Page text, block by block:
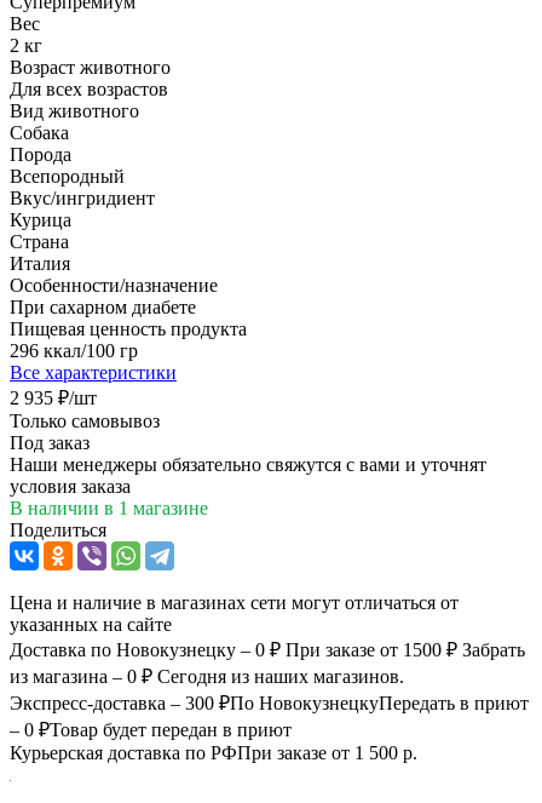
Вес
2 кг
Возраст животного
Для всех возрастов
Вид животного
Собака
Порода
Всепородный
Вкус/ингридиент
Курица
Страна
Италия
Особенности/назначение
При сахарном диабете
Пищевая ценность продукта
296 ккал/100 гр
Все характеристики
2 935 ₽/шт
Только самовывоз
Под заказ
Наши менеджеры обязательно свяжутся с вами и уточнят
условия заказа
В наличии в 1 магазине
Поделиться
Цена и наличие в магазинах сети могут отличаться от
указанных на сайте
Доставка по Новокузнецку – 0 ₽ При заказе от 1500 ₽ Забрать
из магазина – 0 ₽ Сегодня из наших магазинов.
Экспресс-доставка – 300 ₽По НовокузнецкуПередать в приют
– 0 ₽Товар будет передан в приют
Курьерская доставка по РФПри заказе от 1 500 р.